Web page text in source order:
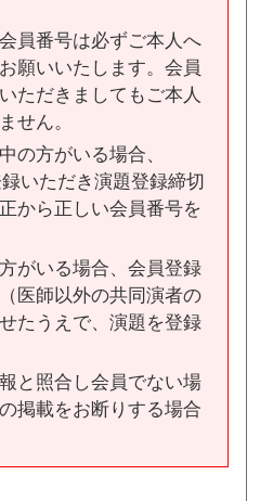
員番号は必ずご本人へ
願いいたします。会員
ただきましてもご本人
せん。
の方がいる場合、
録いただき演題登録締切
から正しい会員番号を
がいる場合、会員登録
医師以外の共同演者の
たうえで、演題を登録
と照合し会員でない場
掲載をお断りする場合